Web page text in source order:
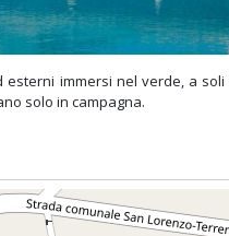
immersi nel verde, a
solo in campagna.